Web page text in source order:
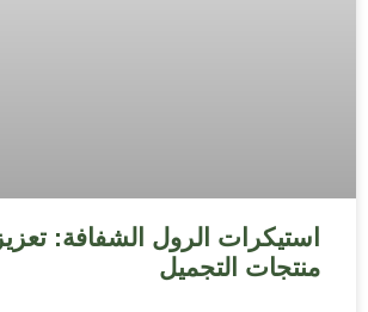
استيكرات الرول الشفافة:
منتجات التجميل